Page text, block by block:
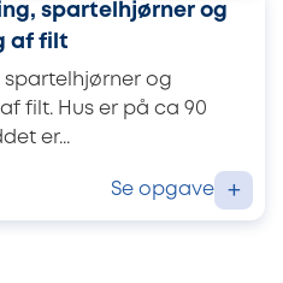
spartelhjørner og
af filt
spartelhjørner og
filt. Hus er på ca 90
er...
Se opgave +